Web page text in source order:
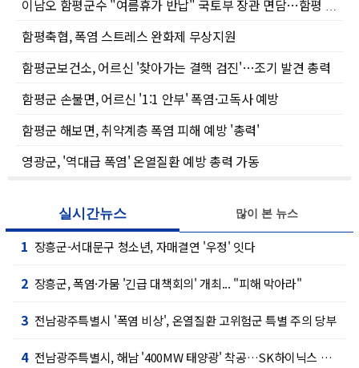
이남오 함평군수 "여름휴가 반납" 국토부 장관 면담…함평 현안 총력
함평축협, 폭염 스트레스 완화제 무상지원
함평군보건소, 어르신 '찾아가는 결핵 검진'…조기 발견 총력
함평군 손불면, 어르신 '1:1 안부' 폭염·고독사 예방
함평군 해보면, 취약계층 폭염 피해 예방 '총력'
영광군, '역대급 폭염' 온열질환 예방 총력 가동
실시간뉴스
1 장흥군-서대문구 청소년, 자매결연 '우정' 잇다
2 장흥군, 폭염·가뭄 '긴급 대책회의' 개최... "피해 막아라"
3 전남광주특별시 '폭염 비상', 온열질환 고위험군 특별 주의 당부
4 전남광주특별시, 해남 '400MW 태양광' 착공…SK하이닉스 공급
많이 본 뉴스